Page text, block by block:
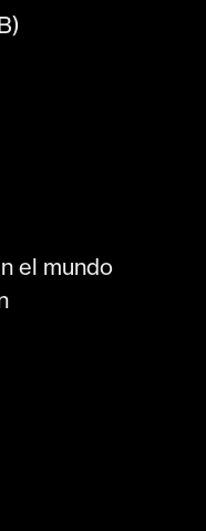
el mundo